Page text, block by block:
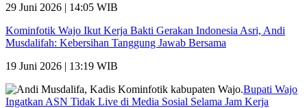
29 Juni 2026 | 14:05 WIB
Kominfotik Wajo Ikut Kerja Bakti Gerakan Indonesia Asri, Andi
Musdalifah: Kebersihan Tanggung Jawab Bersama
19 Juni 2026 | 13:19 WIB
Bupati Wajo
Ingatkan ASN Tidak Live di Media Sosial Selama Jam Kerja